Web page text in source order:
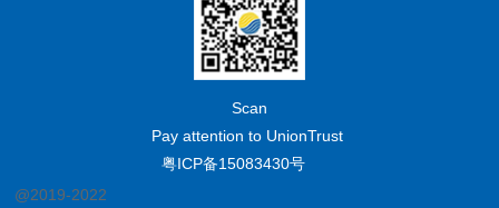
Scan
Pay attention to UnionTrust
粤ICP备15083430号
@2019-2022